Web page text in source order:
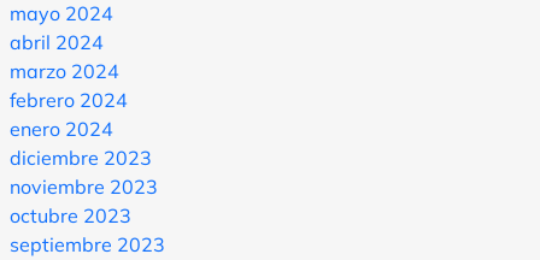
mayo 2024
abril 2024
marzo 2024
febrero 2024
enero 2024
diciembre 2023
noviembre 2023
octubre 2023
septiembre 2023